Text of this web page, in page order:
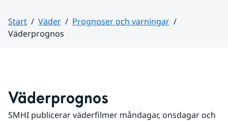
Start Väder
Prognoser och varningar
Väderprognos
Väderprognos
SMHI publicerar väderfilmer måndagar, onsdagar och